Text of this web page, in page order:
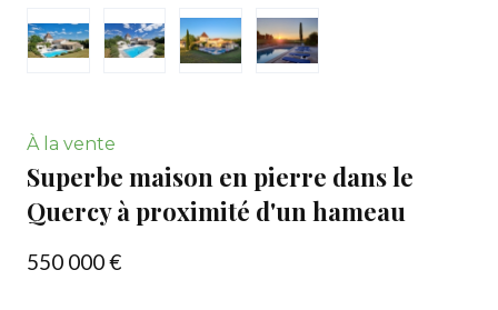
À la vente
Superbe maison en pierre dans le
Quercy à proximité d'un hameau
550 000 €